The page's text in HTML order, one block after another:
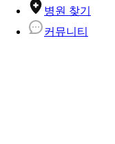
병원 찾기
커뮤니티